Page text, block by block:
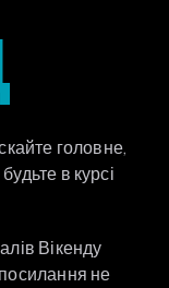
головне,
в курсі
Вікенду
не